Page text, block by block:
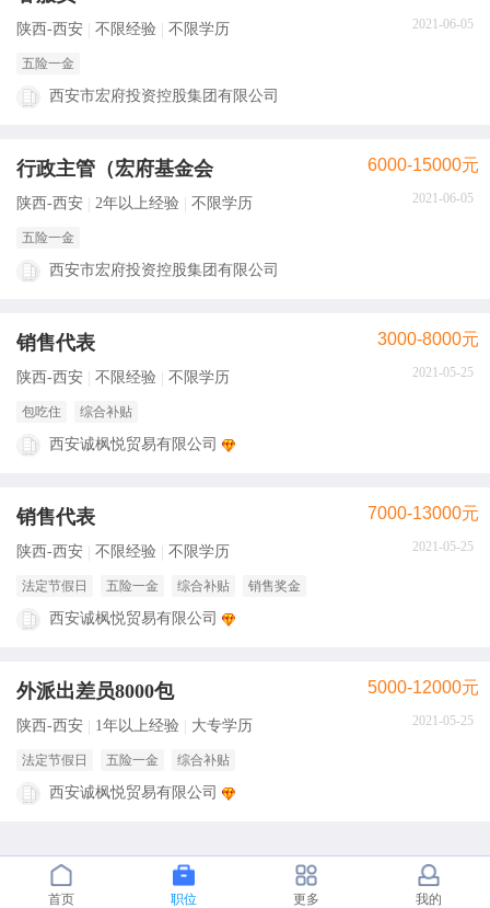
2021-06-05
陕西-西安 不限经验 不限学历
五险一金
西安市宏府投资控股集团有限公司
行政主管（宏府基金会 6000-15000元
2021-06-05
陕西-西安 2年以上经验 不限学历
五险一金
西安市宏府投资控股集团有限公司
销售代表 3000-8000元
2021-05-25
陕西-西安 不限经验 不限学历
包吃住 综合补贴
西安诚枫悦贸易有限公司
销售代表 7000-13000元
2021-05-25
陕西-西安 不限经验 不限学历
法定节假日 五险一金 综合补贴 销售奖金
西安诚枫悦贸易有限公司
外派出差员8000包 5000-12000元
2021-05-25
陕西-西安 1年以上经验 大专学历
法定节假日 五险一金 综合补贴
西安诚枫悦贸易有限公司
首页 职位 更多 我的